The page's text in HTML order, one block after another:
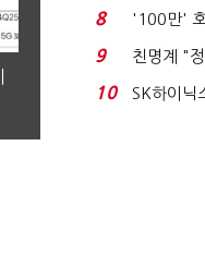
노동자는
8
'100만'
주일
9
친명계 "
친청계 "
10
SK하이닉